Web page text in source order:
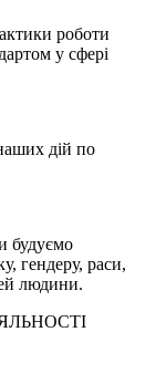
роботи
у сфері
дій по
будуємо
гендеру, раси,
людини.